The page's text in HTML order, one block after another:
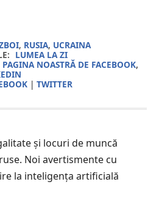
, RUSIA, UCRAINA
LUMEA LA ZI
PAGINA NOASTRĂ DE FACEBOOK,
| TWITTER
și locuri de muncă
Noi avertismente cu
la inteligența artificială